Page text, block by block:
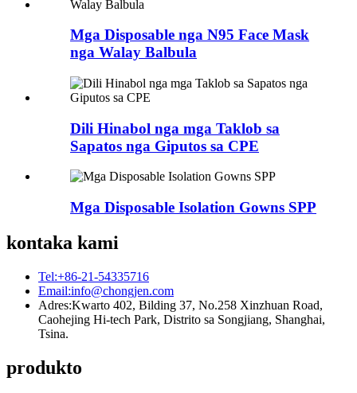
Mga Disposable nga N95 Face Mask
nga Walay Balbula
Dili Hinabol nga mga Taklob sa
Sapatos nga Giputos sa CPE
Mga Disposable Isolation Gowns SPP
kontaka kami
Tel:+86-21-54335716
Email:info@chongjen.com
Adres:Kwarto 402, Bilding 37, No.258 Xinzhuan Road,
Caohejing Hi-tech Park, Distrito sa Songjiang, Shanghai,
Tsina.
produkto